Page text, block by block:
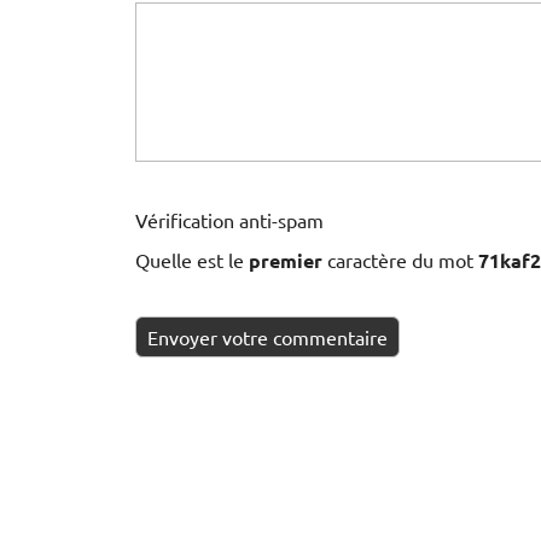
Vérification anti-spam
Quelle est le premier caractère du mot 71kaf2